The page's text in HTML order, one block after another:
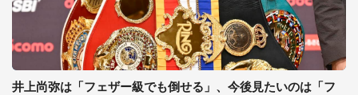
井上尚弥は「フェザー級でも倒せる」、今後見たいのは「フ